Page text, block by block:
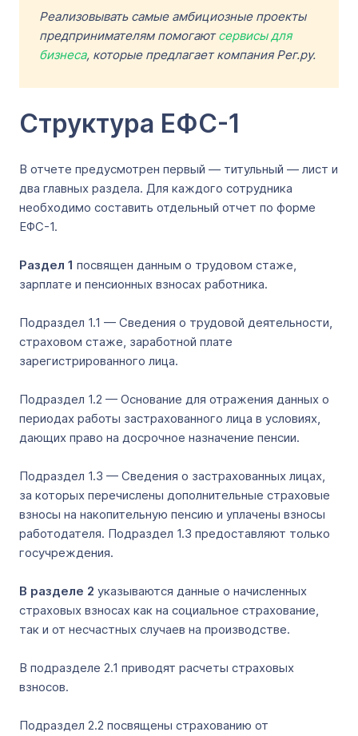
Реализовывать самые амбициозные проекты
предпринимателям помогаютсервисы для
бизнеса, которые предлагает компания Рег.ру.
Структура ЕФС-1
В отчете предусмотрен первый — титульный — лист и
два главных раздела. Для каждого сотрудника
необходимо составить отдельный отчет по форме
ЕФС-1.
Раздел 1 посвящен данным о трудовом стаже,
зарплате и пенсионных взносах работника.
Подраздел 1.1 — Сведения о трудовой деятельности,
страховом стаже, заработной плате
зарегистрированного лица.
Подраздел 1.2 — Основание для отражения данных о
периодах работы застрахованного лица в условиях,
дающих право на досрочное назначение пенсии.
Подраздел 1.3 — Сведения о застрахованных лицах,
за которых перечислены дополнительные страховые
взносы на накопительную пенсию и уплачены взносы
работодателя. Подраздел 1.3 предоставляют только
госучреждения.
В разделе 2 указываются данные о начисленных
страховых взносах как на социальное страхование,
так и от несчастных случаев на производстве.
В подразделе 2.1 приводят расчеты страховых
взносов.
Подраздел 2.2 посвящены страхованию от